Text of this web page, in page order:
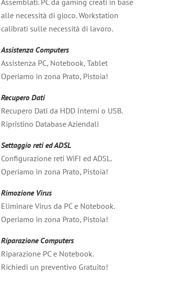
Assemblati. PC da gaming creati in base
alle necessità di gioco. Workstation
calibrati sulle necessità di lavoro.
Assistenza Computers
Assistenza PC, Notebook, Tablet
Operiamo in zona Prato, Pistoia!
Recupero Dati
Recupero Dati da HDD Interni o USB.
Ripristino Database Aziendali
Settaggio reti ed ADSL
Configurazione reti WiFI ed ADSL.
Operiamo in zona Prato, Pistoia!
Rimozione Virus
Eliminare Virus da PC e Notebook.
Operiamo in zona Prato, Pistoia!
Riparazione Computers
Riparazione PC e Notebook.
Richiedi un preventivo Gratuito!